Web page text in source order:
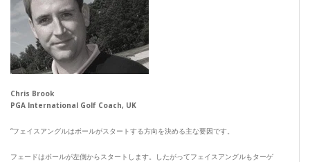
Chris Brook
PGA International Golf Coach, UK
“フェイスアングルはボールがスタートする方向を決める主な要因です。
フェードはボールが左側からスタートします。したがってフェイスアングルもターゲ